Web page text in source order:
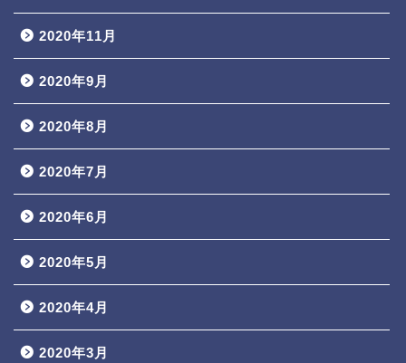
2020年11月
2020年9月
2020年8月
2020年7月
2020年6月
2020年5月
2020年4月
2020年3月